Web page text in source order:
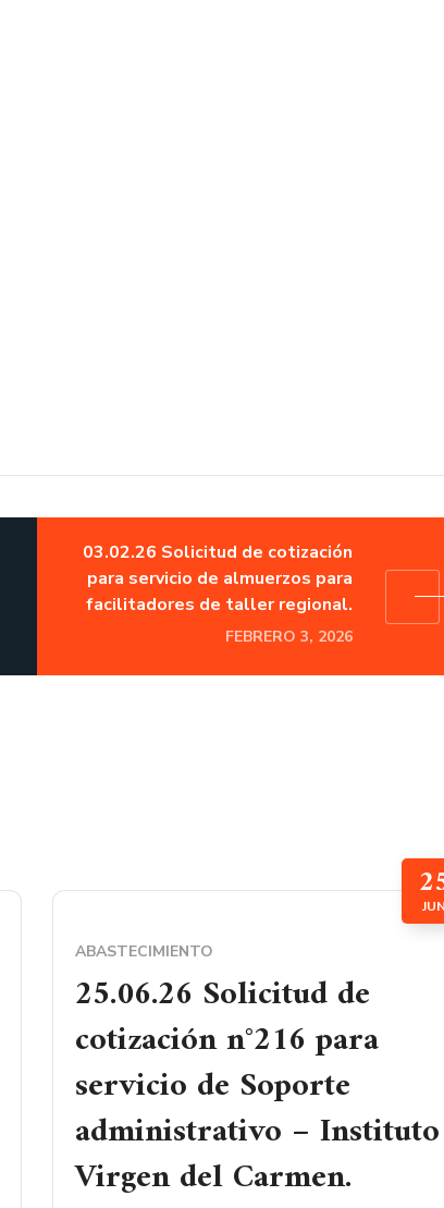
03.02.26 Solicitud de cotización
para servicio de almuerzos para
facilitadores de taller regional.
FEBRERO 3, 2026
ABASTECIMIENTO
25.06.26 Solicitud de
cotización n°216 para
servicio de Soporte
administrativo – Instituto
Virgen del Carmen.